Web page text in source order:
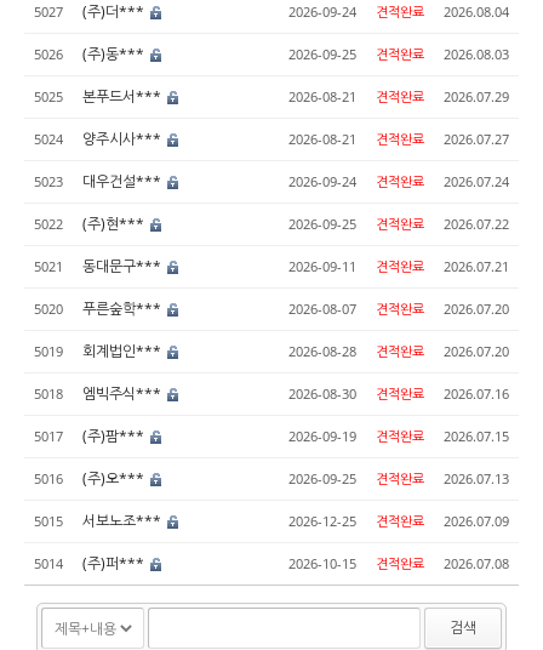
5027 (주)더*** 2026-09-24 견적완료 2026.08.04
5026 (주)동*** 2026-09-25 견적완료 2026.08.03
5025 본푸드서*** 2026-08-21 견적완료 2026.07.29
5024 양주시사*** 2026-08-21 견적완료 2026.07.27
5023 대우건설*** 2026-09-24 견적완료 2026.07.24
5022 (주)현*** 2026-09-25 견적완료 2026.07.22
5021 동대문구*** 2026-09-11 견적완료 2026.07.21
5020 푸른숲학*** 2026-08-07 견적완료 2026.07.20
5019 회계법인*** 2026-08-28 견적완료 2026.07.20
5018 엠빅주식*** 2026-08-30 견적완료 2026.07.16
5017 (주)팜*** 2026-09-19 견적완료 2026.07.15
5016 (주)오*** 2026-09-25 견적완료 2026.07.13
5015 서보노조*** 2026-12-25 견적완료 2026.07.09
5014 (주)퍼*** 2026-10-15 견적완료 2026.07.08
검색